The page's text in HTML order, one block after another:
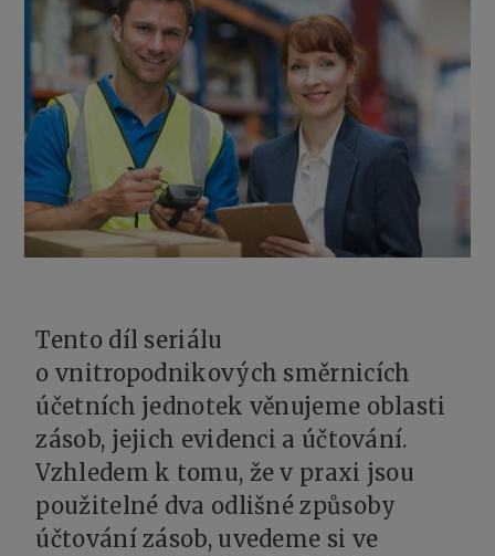
Tento díl seriálu
o vnitropodnikových směrnicích
účetních jednotek věnujeme oblasti
zásob, jejich evidenci a účtování.
Vzhledem k tomu, že v praxi jsou
použitelné dva odlišné způsoby
účtování zásob, uvedeme si ve